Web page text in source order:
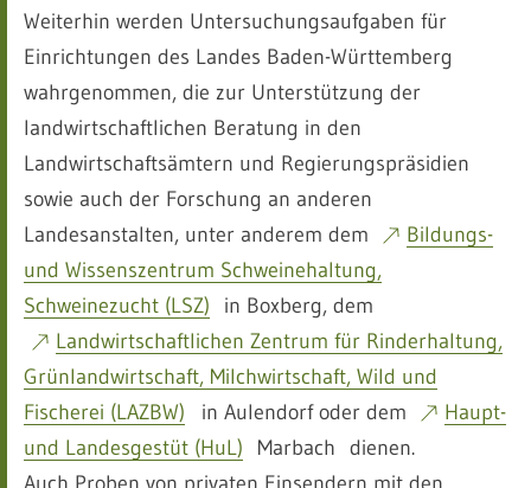
Weiterhin werden Untersuchungsaufgaben für
Einrichtungen des Landes Baden-Württemberg
wahrgenommen, die zur Unterstützung der
landwirtschaftlichen Beratung in den
Landwirtschaftsämtern und Regierungspräsidien
sowie auch der Forschung an anderen
Landesanstalten, unter anderem dem
Bildungs-
und Wissenszentrum Schweinehaltung,
Schweinezucht (LSZ) in Boxberg, dem
Landwirtschaftlichen Zentrum für Rinderhaltung,
Grünlandwirtschaft, Milchwirtschaft, Wild und
Fischerei (LAZBW) in Aulendorf oder dem
Haupt-
und Landesgestüt (HuL) Marbach dienen.